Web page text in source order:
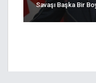
Savaşı Başka Bir